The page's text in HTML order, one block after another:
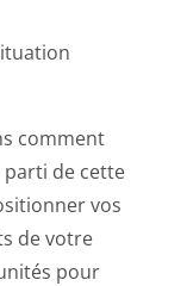
comment
de cette
vos
de votre
pour